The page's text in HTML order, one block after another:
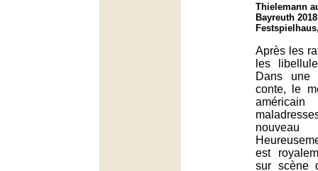
Thielemann
Bayreuth
Après les
les
Dans une
conte, le
est
sur scène